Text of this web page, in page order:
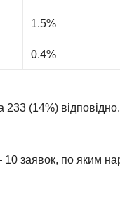
1.5%
0.4%
233 (14%) відповідно.
заявок, по яким